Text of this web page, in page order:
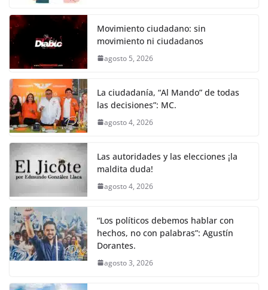
Movimiento ciudadano: sin
movimiento ni ciudadanos
agosto 5, 2026
La ciudadanía, “Al Mando” de todas
las decisiones”: MC.
agosto 4, 2026
Las autoridades y las elecciones ¡la
maldita duda!
agosto 4, 2026
“Los políticos debemos hablar con
hechos, no con palabras”: Agustín
Dorantes.
agosto 3, 2026